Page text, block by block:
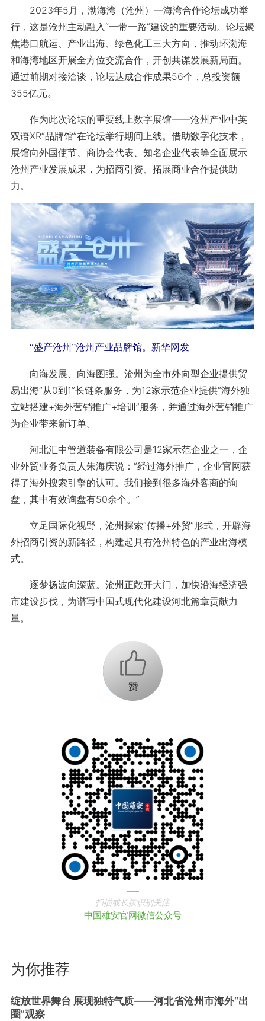
2023年5月，渤海湾（沧州）—海湾合作论坛成功举
行，这是沧州主动融入“一带一路”建设的重要活动。论坛聚
焦港口航运、产业出海、绿色化工三大方向，推动环渤海
和海湾地区开展全方位交流合作，开创共谋发展新局面。
通过前期对接洽谈，论坛达成合作成果56个，总投资额
355亿元。
作为此次论坛的重要线上数字展馆——沧州产业中英
双语XR“品牌馆”在论坛举行期间上线。借助数字化技术，
展馆向外国使节、商协会代表、知名企业代表等全面展示
沧州产业发展成果，为招商引资、拓展商业合作提供助
力。
“盛产沧州”沧州产业品牌馆。新华网发
向海发展、向海图强。沧州为全市外向型企业提供贸
易出海“从0到1”长链条服务，为12家示范企业提供“海外独
立站搭建+海外营销推广+培训”服务，并通过海外营销推广
为企业带来新订单。
河北汇中管道装备有限公司是12家示范企业之一，企
业外贸业务负责人朱海庆说：“经过海外推广，企业官网获
得了海外搜索引擎的认可。我们接到很多海外客商的询
盘，其中有效询盘有50余个。”
立足国际化视野，沧州探索“传播+外贸”形式，开辟海
外招商引资的新路径，构建起具有沧州特色的产业出海模
式。
逐梦扬波向深蓝。沧州正敞开大门，加快沿海经济强
市建设步伐，为谱写中国式现代化建设河北篇章贡献力
量。
+1
扫描或长按识别关注
中国雄安官网微信公众号
为你推荐
绽放世界舞台 展现独特气质——河北省沧州市海外“出
圈”观察